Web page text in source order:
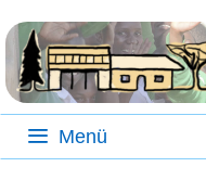
Inhalt
springen
Menü